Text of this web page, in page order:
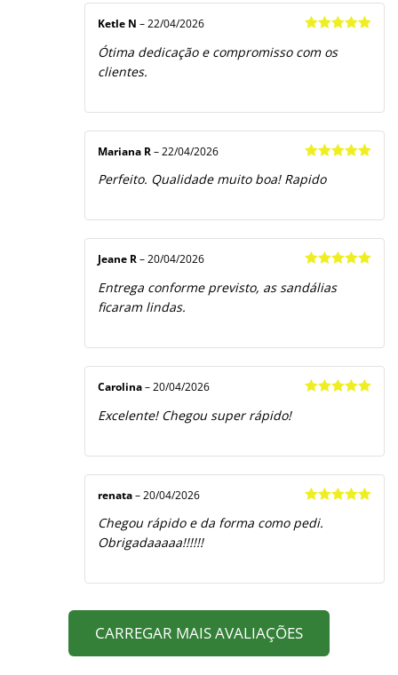
de 5
Ketle N – 22/04/2026
Ótima dedicação e compromisso com os
clientes.
de 5
Mariana R – 22/04/2026
Perfeito. Qualidade muito boa! Rapido
de 5
Jeane R – 20/04/2026
Entrega conforme previsto, as sandálias
ficaram lindas.
Carolina – 20/04/2026
Excelente! Chegou super rápido!
de 5
renata – 20/04/2026
Chegou rápido e da forma como pedi.
Obrigadaaaaa!!!!!!
CARREGAR MAIS AVALIAÇÕES